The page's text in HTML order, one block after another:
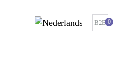
B2B 0